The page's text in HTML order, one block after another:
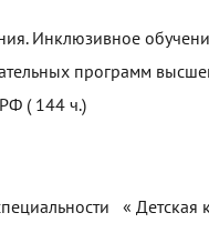
Инклюзивное
программ
( 144 ч.)
« Детская